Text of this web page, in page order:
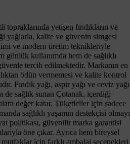
topraklarında yetişen fındıkların ve
yağlarla, kalite ve güvenin simgesi
ve modern üretim teknikleriyle
günlük kullanımda hem de sağlıklı
tercih edilmektedir. Markanın en
ödün vermemesi ve kalite kontrol
Fındık yağı, aspir yağı ve ceviz yağı
de sağlık sunan Çotanak, içerdiği
değer katar. Tüketiciler için sadece
sağlıklı yaşamın destekçisi olmayı
politikası, güvenilir marka garantisi
öne çıkar. Ayrıca hem bireysel
için farklı ambalaj seçenekleri